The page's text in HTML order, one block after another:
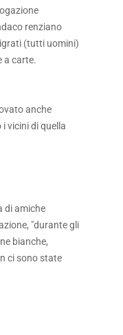
renziano
(tutti uomini)
a carte.
anche
vicini di quella
di amiche
"durante gli
bianche,
ci sono state